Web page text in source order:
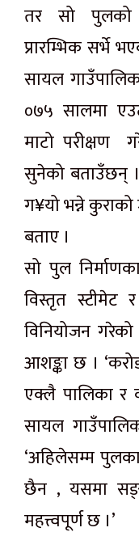
तर सो पुलको
प्रारम्भिक सर्भे
सायल
०७५ सालमा
माटो परीक्षण
सुनेको बताउँछन्
ग¥यो भन्ने
बताए ।
सो पुल
विस्तृत स्टीमेट
विनियोजन
आशङ्का छ ।
एक्लै पालिका र
सायल
‘अहिलेसम्म
छैन , यसमा
महत्त्वपूर्ण छ ।’